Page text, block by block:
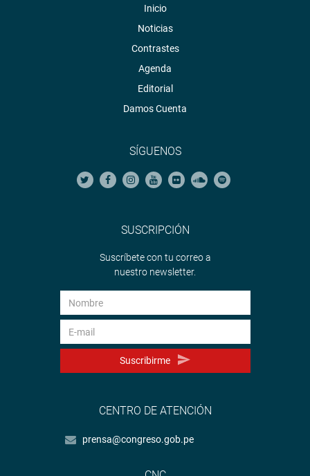
Inicio
Noticias
Contrastes
Agenda
Editorial
Damos Cuenta
SÍGUENOS
SUSCRIPCIÓN
Suscríbete con tu correo a
nuestro newsletter.
Suscribirme
CENTRO DE ATENCIÓN
prensa@congreso.gob.pe